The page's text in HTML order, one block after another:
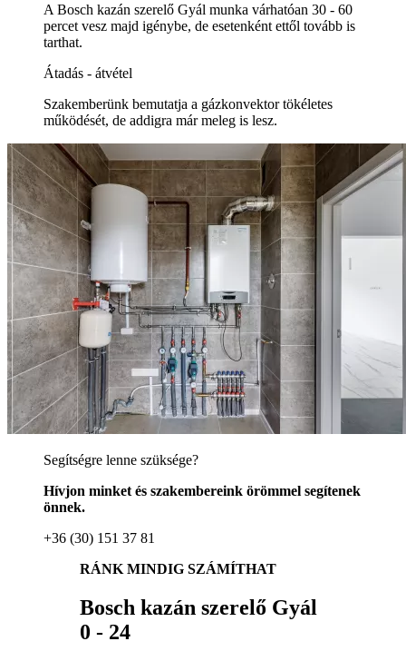
A Bosch kazán szerelő Gyál munka várhatóan 30 - 60
percet vesz majd igénybe, de esetenként ettől tovább is
tarthat.
Átadás - átvétel
Szakemberünk bemutatja a gázkonvektor tökéletes
működését, de addigra már meleg is lesz.
Segítségre lenne szüksége?
Hívjon minket és szakembereink örömmel segítenek
önnek.
+36 (30) 151 37 81
RÁNK MINDIG SZÁMÍTHAT
Bosch kazán szerelő Gyál
0 - 24